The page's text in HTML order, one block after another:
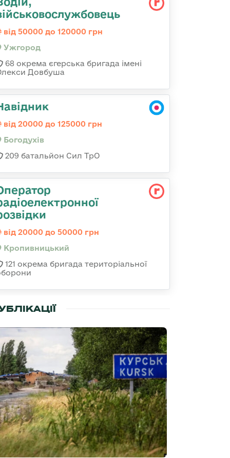
від 50000 до 120000 грн
Ужгород
68 окрема єгерська бригада імені
Довбуша
від 20000 до 125000 грн
Богодухів
209 батальйон Сил ТрО
від 20000 до 50000 грн
Кропивницький
121 окрема бригада територіальної